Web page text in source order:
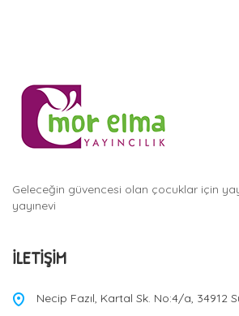
Geleceğin güvencesi olan çocuklar için
yayınevi
İLETIŞIM
Necip Fazıl, Kartal Sk. No:4/a, 34912